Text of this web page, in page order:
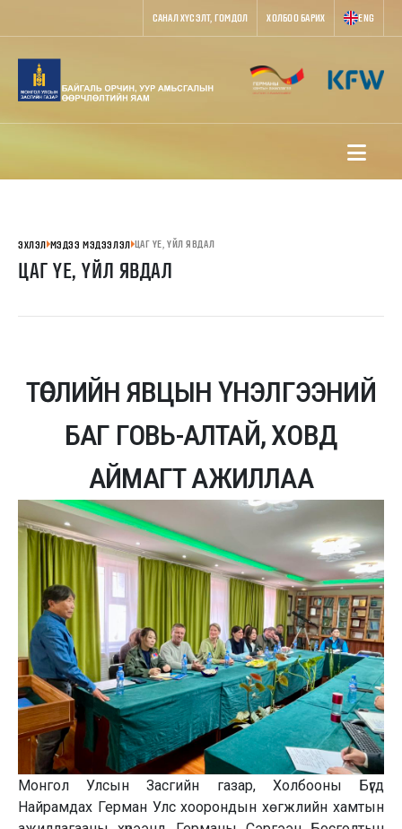
САНАЛ ХҮСЭЛТ, ГОМДОЛ ХОЛБОО БАРИХ ENG
ЭХЛЭЛ МЭДЭЭ МЭДЭЭЛЭЛ ЦАГ ҮЕ, ҮЙЛ ЯВДАЛ
ЦАГ ҮЕ, ҮЙЛ ЯВДАЛ
ТӨСЛИЙН ЯВЦЫН ҮНЭЛГЭЭНИЙ
БАГ ГОВЬ-АЛТАЙ, ХОВД
АЙМАГТ АЖИЛЛАА
Монгол Улсын Засгийн газар, Холбооны Бүгд
Найрамдах Герман Улс хоорондын хөгжлийн хамтын